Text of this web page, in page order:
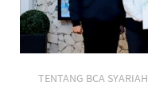
TENTANG BCA SYARIAH